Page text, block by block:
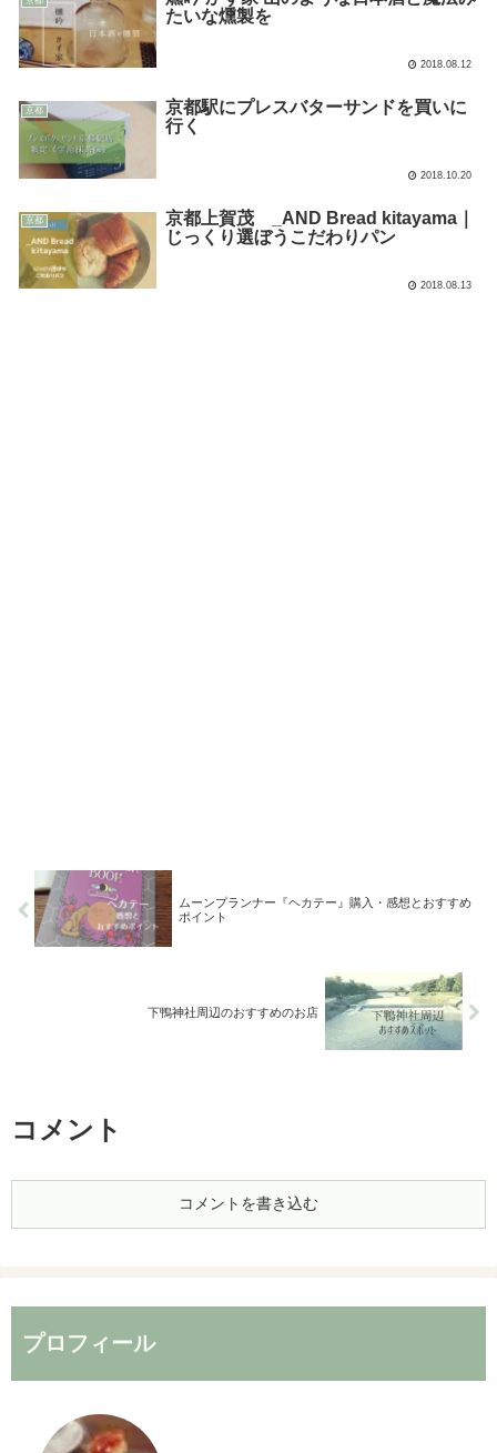
たいな燻製を
2018.08.12
京都
京都駅にプレスバターサンドを買いに
行く
2018.10.20
京都
京都上賀茂 _AND Bread kitayama｜
じっくり選ぼうこだわりパン
2018.08.13
ムーンプランナー『ヘカテー』購入・感想とおすすめ
ポイント
下鴨神社周辺のおすすめのお店
コメント
コメントを書き込む
プロフィール